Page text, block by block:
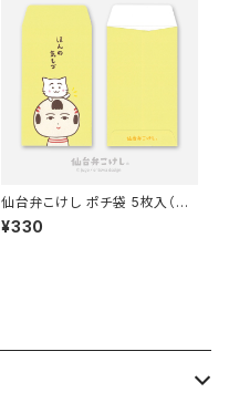
仙台弁こけし ポチ袋 5枚入（ほ
んの気もづ）
¥330